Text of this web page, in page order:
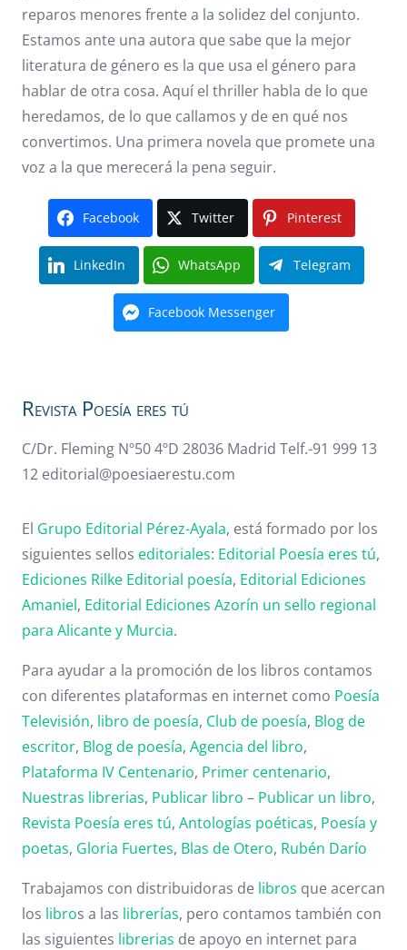
reparos menores frente a la solidez del conjunto.
Estamos ante una autora que sabe que la mejor
literatura de género es la que usa el género para
hablar de otra cosa. Aquí el thriller habla de lo que
heredamos, de lo que callamos y de en qué nos
convertimos. Una primera novela que promete una
voz a la que merecerá la pena seguir.
Facebook Twitter Pinterest
LinkedIn WhatsApp Telegram
Facebook Messenger
Revista Poesía eres tú
C/Dr. Fleming Nº50 4ºD 28036 Madrid Telf.-91 999 13
12 editorial@poesiaerestu.com
El Grupo Editorial Pérez-Ayala, está formado por los
siguientes sellos editoriales: Editorial Poesía eres tú,
Ediciones Rilke Editorial poesía, Editorial Ediciones
Amaniel, Editorial Ediciones Azorín un sello regional
para Alicante y Murcia.
Para ayudar a la promoción de los libros contamos
con diferentes plataformas en internet como Poesía
Televisión, libro de poesía, Club de poesía, Blog de
escritor, Blog de poesía, Agencia del libro,
Plataforma IV Centenario, Primer centenario,
Nuestras librerias, Publicar libro – Publicar un libro,
Revista Poesía eres tú, Antologías poéticas, Poesía y
poetas, Gloria Fuertes, Blas de Otero, Rubén Darío
Trabajamos con distribuidoras de libros que acercan
los libros a las librerías, pero contamos también con
las siguientes librerias de apoyo en internet para